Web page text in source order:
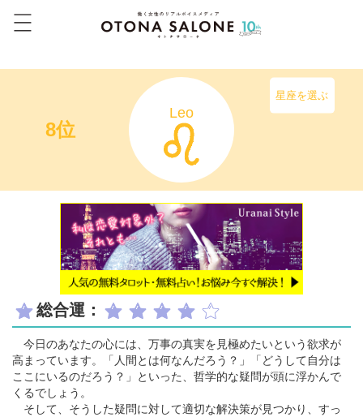
8位
Leo
星座を選ぶ
総合運：
今日のあなたの心には、万事の真実を見極めたいという欲求が
高まっています。「人間とは何なんだろう？」「どうして自分は
ここにいるのだろう？」といった、哲学的な疑問が頭に浮かんで
くるでしょう。
そして、そうした疑問に対して適切な解決策が見つかり、すっ